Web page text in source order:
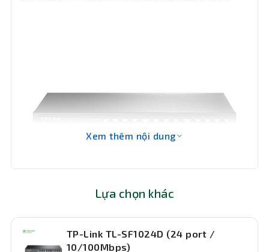
Điều khiển rộng lớn:
Xem thêm nội dung
Lựa chọn khác
TP-Link TL-SF1024D (24 port /
10/100Mbps)